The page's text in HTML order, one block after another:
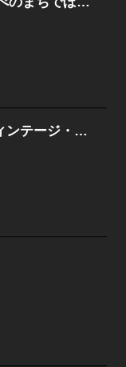
BLUE 山本直樹ヴィンテージ・コレクション